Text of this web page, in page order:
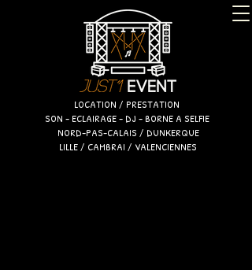
LOCATION / PRESTATION
SON - ECLAIRAGE - DJ - BORNE A SELFIE
NORD-PAS-CALAIS / DUNKERQUE
LILLE / CAMBRAI / VALENCIENNES